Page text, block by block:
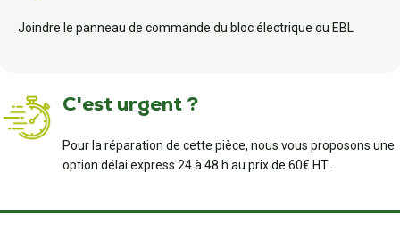
Joindre le panneau de commande du bloc électrique ou EBL
C'est urgent ?
Pour la réparation de cette pièce, nous vous proposons une
option délai express 24 à 48 h au prix de 60€ HT.